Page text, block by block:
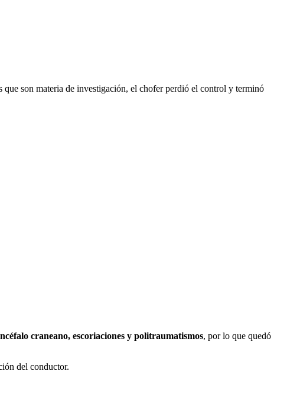
que son materia de investigación, el chofer perdió el control y terminó
craneano, escoriaciones y politraumatismos, por lo que quedó
del conductor.